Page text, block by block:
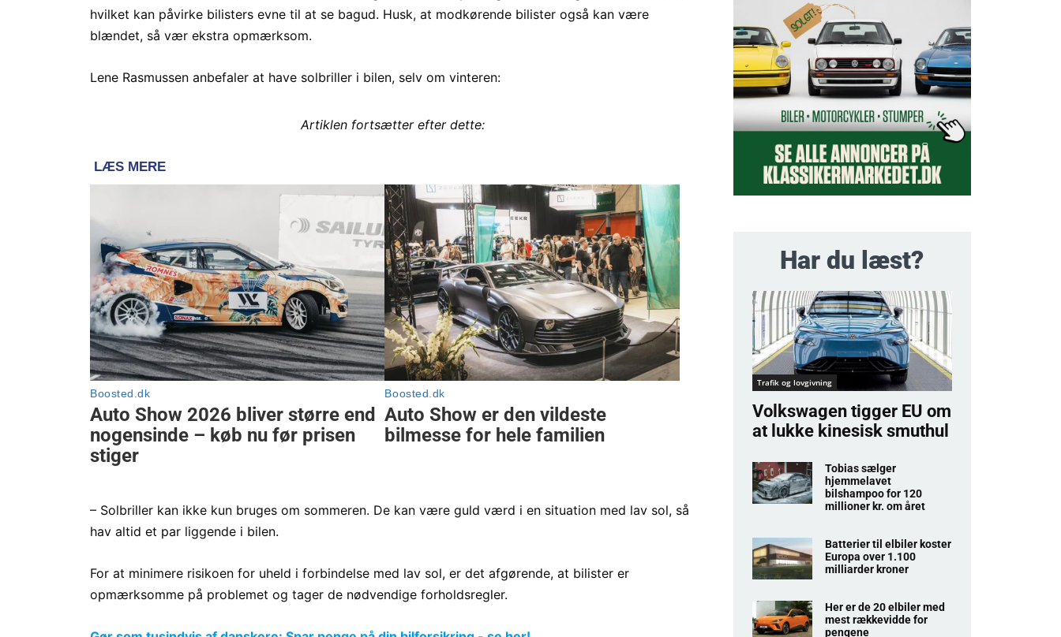
hvilket kan påvirke bilisters evne til at se bagud. Husk, at modkørende bilister også kan være
blændet, så vær ekstra opmærksom.
Lene Rasmussen anbefaler at have solbriller i bilen, selv om vinteren:
Artiklen fortsætter efter dette:
– Solbriller kan ikke kun bruges om sommeren. De kan være guld værd i en situation med lav sol, så
hav altid et par liggende i bilen.
For at minimere risikoen for uheld i forbindelse med lav sol, er det afgørende, at bilister er
opmærksomme på problemet og tager de nødvendige forholdsregler.
Har du læst?
Trafik og lovgivning
Volkswagen tigger EU om
at lukke kinesisk smuthul
Tobias sælger
hjemmelavet
bilshampoo for 120
millioner kr. om året
Batterier til elbiler koster
Europa over 1.100
milliarder kroner
Her er de 20 elbiler med
mest rækkevidde for
pengene